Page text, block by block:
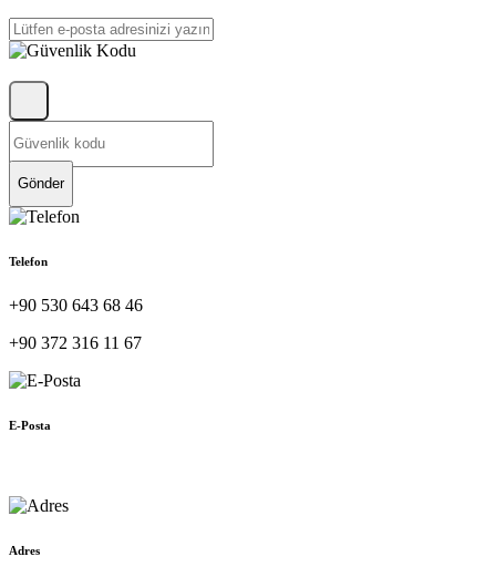
Gönder
Telefon
+90 530 643 68 46
+90 372 316 11 67
E-Posta
Adres